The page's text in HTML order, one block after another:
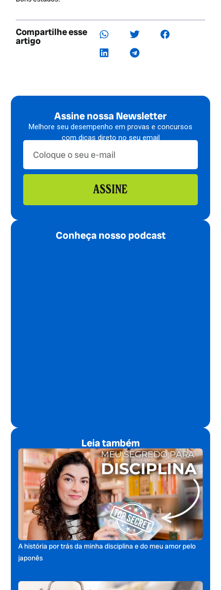
Compartilhe esse
artigo
Assine nossa Newsletter
Melhore seu desempenho em provas e concursos
com dicas direto no seu email
ASSINE
Conheça nosso podcast
Leia também
A história por trás da minha disciplina e do meu amor pelo
japonês